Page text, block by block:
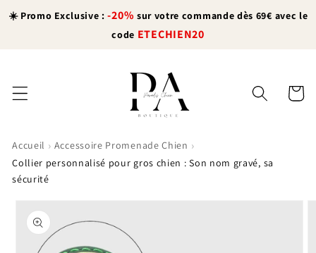
passer
☀️ Promo Exclusive :-20% sur votre commande dès 69€ avec le
code ETECHIEN20
Panier
Accueil › Accessoire Promenade Chien ›
Collier personnalisé pour gros chien : Son nom gravé, sa
sécurité
informations
produits